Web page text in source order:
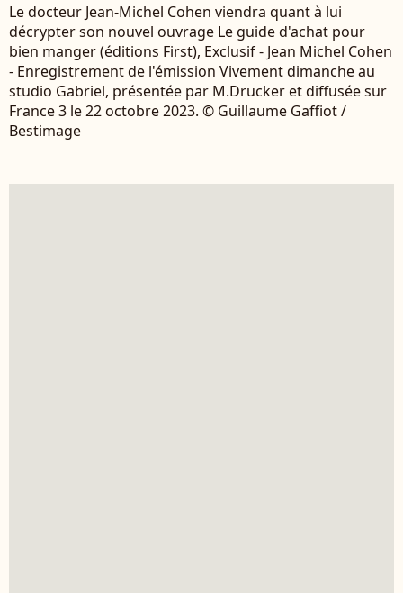
Le docteur Jean-Michel Cohen viendra quant à lui
décrypter son nouvel ouvrage Le guide d'achat pour
bien manger (éditions First), Exclusif - Jean Michel Cohen
- Enregistrement de l'émission Vivement dimanche au
studio Gabriel, présentée par M.Drucker et diffusée sur
France 3 le 22 octobre 2023. © Guillaume Gaffiot /
Bestimage